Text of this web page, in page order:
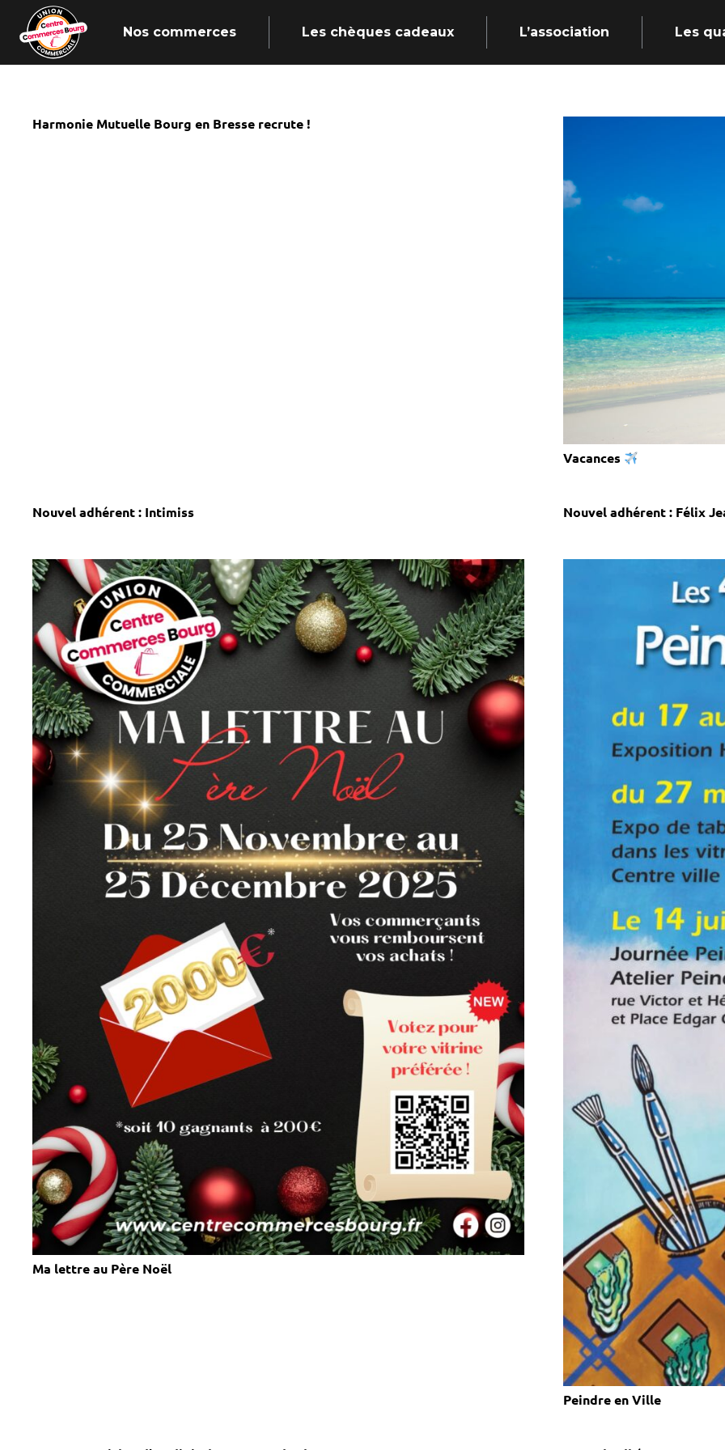
Nos commerces Les chèques cadeaux L’association Les
Harmonie Mutuelle Bourg en Bresse recrute !
Vacances
Nouvel adhérent : Intimiss Nouvel adhérent : Félix
Ma lettre au Père Noël
Peindre en Ville